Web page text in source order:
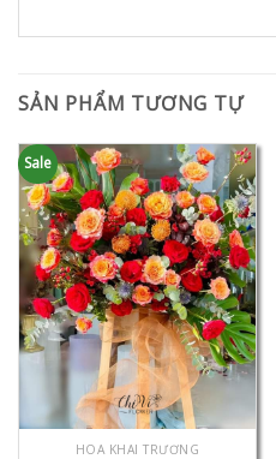
SẢN PHẨM TƯƠNG TỰ
Sale
HOA KHAI TRƯƠNG